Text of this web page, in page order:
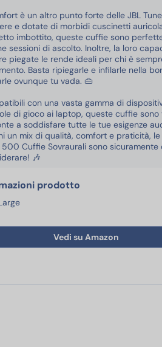
è un altro punto forte delle JBL
e dotate di morbidi cuscinetti
imbottito, queste cuffie sono
sessioni di ascolto. Inoltre, la loro
piegate le rende ideali per chi è
Basta ripiegarle e infilarle nella
ovunque tu vada. 👜
con una vasta gamma di
di gioco ai laptop, queste cuffie sono
a soddisfare tutte le tue esigenze
un mix di qualità, comfort e praticità, le
500 Cuffie Sovraurali sono sicuramente
🎶
prodotto
Vedi su Amazon